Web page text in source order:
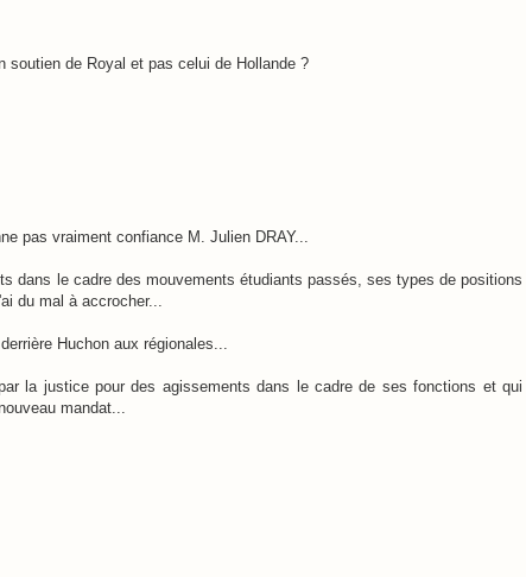
soutien de Royal et pas celui de Hollande ?
pas vraiment confiance M. Julien DRAY...
dans le cadre des mouvements étudiants passés, ses types de positions
du mal à accrocher...
Huchon aux régionales...
la justice pour des agissements dans le cadre de ses fonctions et qui
mandat...